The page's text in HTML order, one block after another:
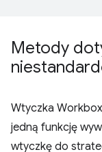
Metody
Wtyczka
jedną funkcję
wtyczkę do